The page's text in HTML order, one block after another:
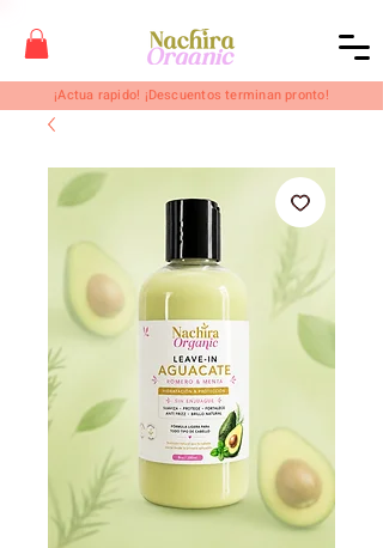
¡Actua rapido! ¡Descuentos terminan pronto!